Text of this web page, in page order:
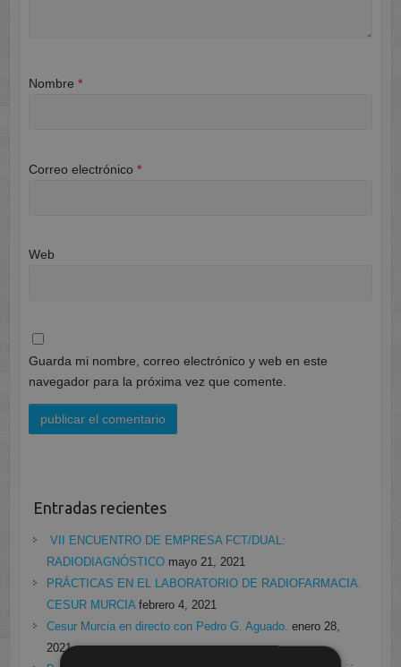
Nombre *
Correo electrónico *
Web
Guarda mi nombre, correo electrónico y web en este
navegador para la próxima vez que comente.
Entradas recientes
VII ENCUENTRO DE EMPRESA FCT/DUAL:
RADIODIAGNÓSTICO mayo 21, 2021
PRÁCTICAS EN EL LABORATORIO DE RADIOFARMACIA.
CESUR MURCIA febrero 4, 2021
Cesur Murcia en directo con Pedro G. Aguado. enero 28,
2021